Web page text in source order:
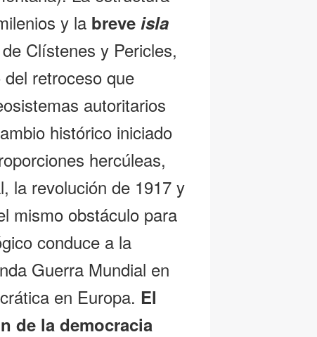
y la breve isla
Clístenes y Pericles,
retroceso que
autoritarios
histórico iniciado
hercúleas,
la revolución de 1917 y
mismo obstáculo para
conduce a la
Guerra Mundial en
en Europa. El
de la democracia